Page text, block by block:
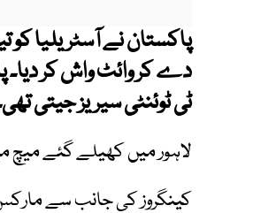
ٹی ٹوئنٹی سیریز جیتی
لاہور میں کھیلے گئے میچ میں آسٹریلیا کی ٹیم